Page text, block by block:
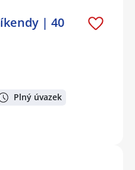
| 40
Plný úvazek